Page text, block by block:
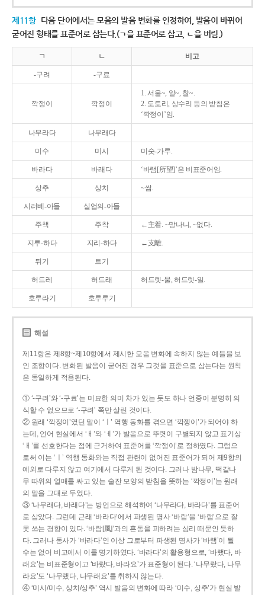
제11항 다음 단어에서는 모음의 발음 변화를 인정하여, 발음이 바뀌어
굳어진 형태를 표준어로 삼는다.(ㄱ을 표준어로 삼고, ㄴ을 버림.)
ㄱ ㄴ 비고
-구려 -구료
깍쟁이 깍정이
1. 서울~, 알~, 찰~.
2. 도토리, 상수리 등의 받침은
‘깍정이’임.
나무라다 나무래다
미수 미시 미숫-가루.
바라다 바래다 ‘바램[所望]’은 비표준어임.
상추 상치 ~쌈.
시러베-아들 실업의-아들
주책 주착 ←主着. ~망나니, ~없다.
지루-하다 지리-하다 ←支離.
튀기 트기
허드레 허드래 허드렛-물, 허드렛-일.
호루라기 호루루기
해설
제11항은 제8항~제10항에서 제시한 모음 변화에 속하지 않는 예들을 보
인 조항이다. 변화된 발음이 굳어진 경우 그것을 표준으로 삼는다는 원칙
은 동일하게 적용된다.
① ‘-구려’와 ‘-구료’는 미묘한 의미 차가 있는 듯도 하나 언중이 분명히 의
식할 수 없으므로 ‘-구려’ 쪽만 살린 것이다.
② 원래 ‘깍정이’였던 말이 ‘ㅣ’ 역행 동화를 겪으면 ‘깍젱이’가 되어야 하
는데, 언어 현실에서 ‘ㅐ’와 ‘ㅔ’가 발음으로 뚜렷이 구별되지 않고 표기상
‘ㅐ’를 선호한다는 점에 근거하여 표준어를 ‘깍쟁이’로 정하였다. 그럼으
로써 이는 ‘ㅣ’ 역행 동화와는 직접 관련이 없어진 표준어가 되어 제9항의
예외로 다루지 않고 여기에서 다루게 된 것이다. 그러나 밤나무, 떡갈나
무 따위의 열매를 싸고 있는 술잔 모양의 받침을 뜻하는 ‘깍정이’는 원래
의 말을 그대로 두었다.
③ ‘나무래다, 바래다’는 방언으로 해석하여 ‘나무라다, 바라다’를 표준어
로 삼았다. 그런데 근래 ‘바라다’에서 파생된 명사 ‘바람’을 ‘바램’으로 잘
못 쓰는 경향이 있다. ‘바람[風]’과의 혼동을 피하려는 심리 때문인 듯하
다. 그러나 동사가 ‘바라다’인 이상 그로부터 파생된 명사가 ‘바램’이 될
수는 없어 비고에서 이를 명기하였다. ‘바라다’의 활용형으로, ‘바랬다, 바
래요’는 비표준형이고 ‘바랐다, 바라요’가 표준형이 된다. ‘나무랐다, 나무
라요’도 ‘나무랬다, 나무래요’를 취하지 않는다.
④ ‘미시/미수, 상치/상추’ 역시 발음의 변화에 따라 ‘미수, 상추’가 현실 발